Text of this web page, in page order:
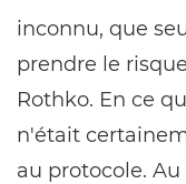
inconnu, que
prendre le
Rothko. En ce
n'était
au protocole.